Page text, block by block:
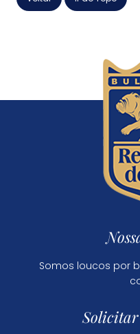
Somos loucos por
Solicitar